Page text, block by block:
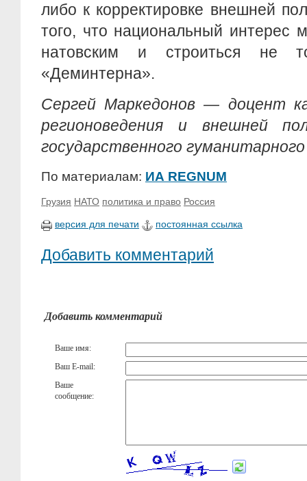
либо к корректировке внешней
того, что национальный интерес
натовским и строиться не
«Деминтерна».
Сергей Маркедонов — доцент
регионоведения и внешней
государственного
По материалам: ИА REGNUM
Грузия НАТО политика и право Россия
версия для печати постоянная ссылка
Добавить комментарий
Добавить комментарий
Ваше имя:
Ваш E-mail:
Ваше
сообщение: